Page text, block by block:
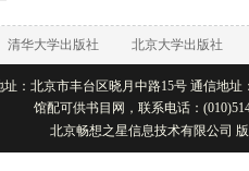
清华大学出版社 北京大学出版社
址：北京市丰台区晓月中路15号 通信地址
馆配可供书目网，联系电话：
北京畅想之星信息技术有限公司